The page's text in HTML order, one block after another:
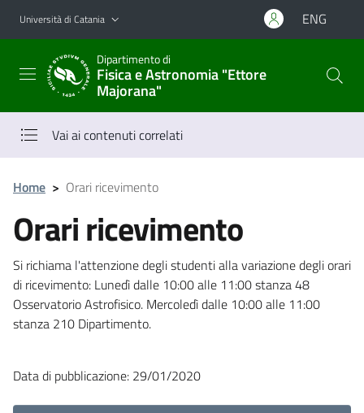
Vai al contenuto principale
Vai al menu di navigazione
Università di Catania ENG
Dipartimento di
Fisica e Astronomia "Ettore
Majorana"
Vai ai contenuti correlati
Home > Orari ricevimento
Orari ricevimento
Si richiama l'attenzione degli studenti alla variazione degli orari
di ricevimento: Lunedì dalle 10:00 alle 11:00 stanza 48
Osservatorio Astrofisico. Mercoledì dalle 10:00 alle 11:00
stanza 210 Dipartimento.
Data di pubblicazione: 29/01/2020